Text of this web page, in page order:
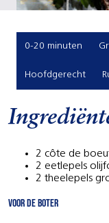
0-20 minuten
Hoofdgerecht
2 côte de
2 eetlepels
2 theelepels
Voor de boter